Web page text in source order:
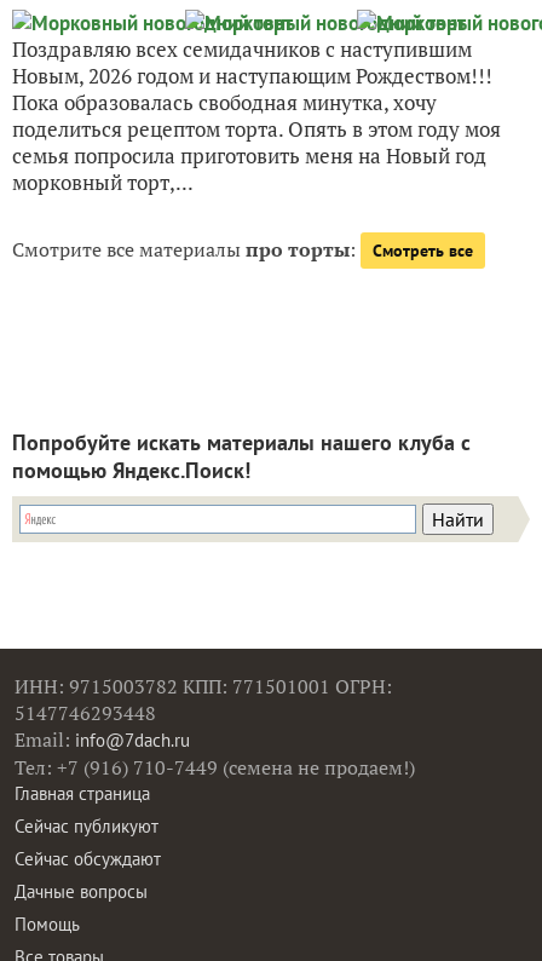
Поздравляю всех семидачников с наступившим
Новым, 2026 годом и наступающим Рождеством!!!
Пока образовалась свободная минутка, хочу
поделиться рецептом торта. Опять в этом году моя
семья попросила приготовить меня на Новый год
морковный торт,...
Смотрите все материалыпро торты: Смотреть все
Попробуйте искать материалы нашего клуба с
помощью Яндекс.Поиск!
ИНН: 9715003782 КПП: 771501001 ОГРН:
5147746293448
Email: info@7dach.ru
Тел: +7 (916) 710-7449 (семена не продаем!)
Главная страница
Сейчас публикуют
Сейчас обсуждают
Дачные вопросы
Помощь